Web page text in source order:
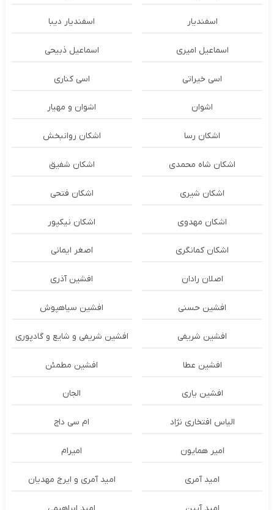
اسفندیار اسفندیار دیبا
اسماعیل امیری اسماعیل ذبیحی
اسی خیراتی اسی کناری
اشوان اشوان و مهیار
اشکان رسا اشکان روانبخش
اشکان شاه محمدی اشکان شفیق
اشکان شیری اشکان فتحی
اشکان مهدوی اشکان نیکپور
اشکان‌ کمانگری اصغر ایمانی
اصلان رادان افشین آذری
افشین حسنی افشین سیاهپوش
افشین شریفی افشین شریفی و شایع و گادپوری
افشین عطا افشین مطمئن
افشین یاری الجان
الیاس افتخاری نژاد ام سی داج
امير همايون اميرام
امید آمری امید آمری و ایرج مهدیان